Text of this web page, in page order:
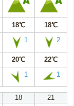
18℃ 18℃
1 2
20℃ 22℃
1 1
18 21